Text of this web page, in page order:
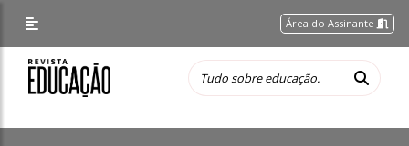
Área do Assinante